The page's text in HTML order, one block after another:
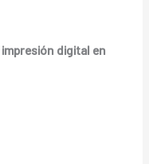
impresión digital en